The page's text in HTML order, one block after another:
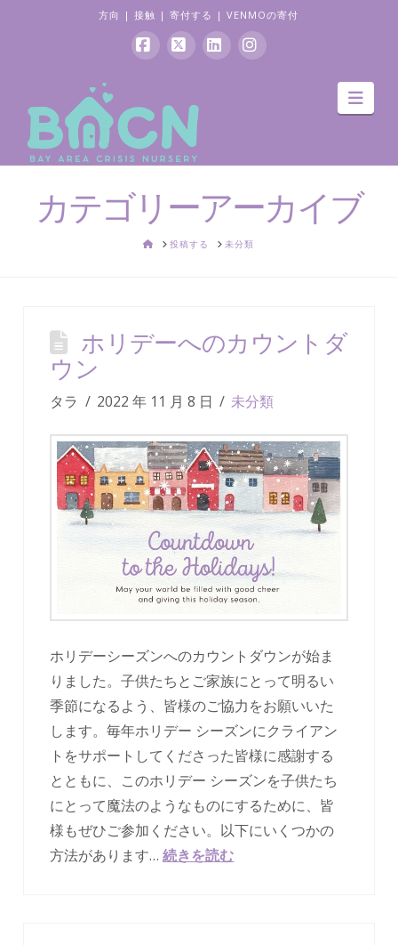
方向 |接触 |寄付する |VENMOの寄付
イ
ス
ッ
ク
ツ
ン
ラ
ム
ナ
ビ
シ
ン
カテゴリーアーカイブ
家 投稿する 未分類
ホリデーへのカウントダ
ウン
タラ 2022 年 11 月 8 日 未分類
ホリデーシーズンへのカウントダウンが始ま
りました。子供たちとご家族にとって明るい
季節になるよう、皆様のご協力をお願いいた
します。毎年ホリデー シーズンにクライアン
トをサポートしてくださった皆様に感謝する
とともに、このホリデー シーズンを子供たち
にとって魔法のようなものにするために、皆
様もぜひご参加ください。以下にいくつかの
方法があります…続きを読む